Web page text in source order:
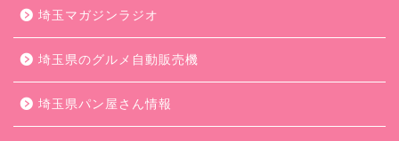
埼玉マガジンラジオ
埼玉県のグルメ自動販売機
埼玉県パン屋さん情報